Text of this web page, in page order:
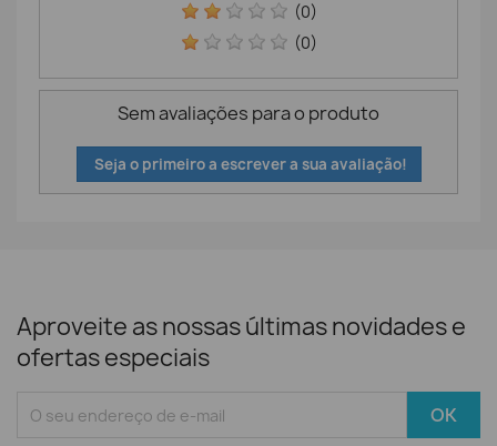
(0)
(0)
Sem avaliações para o produto
Seja o primeiro a escrever a sua avaliação!
Aproveite as nossas últimas novidades e
ofertas especiais